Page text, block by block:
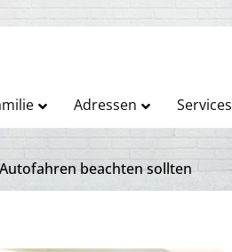
Adressen Services
beachten sollten